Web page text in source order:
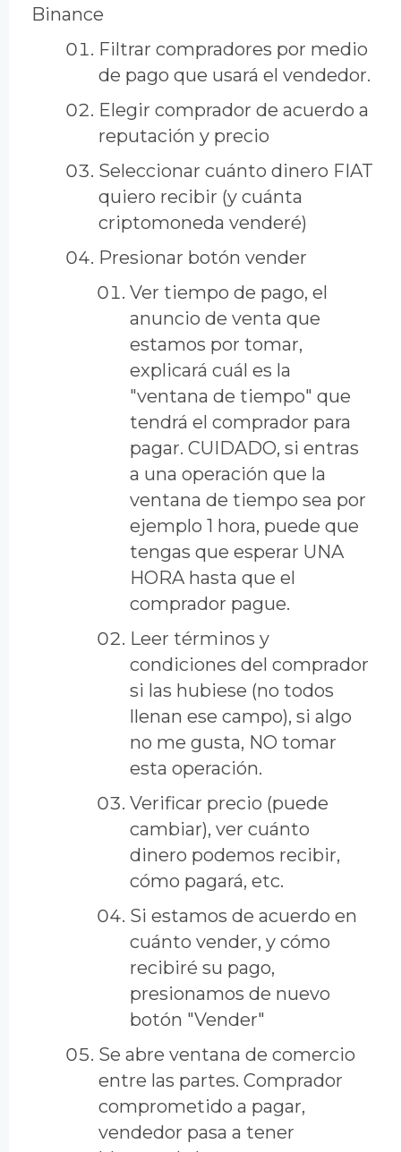
Binance
Filtrar compradores por medio
de pago que usará el vendedor.
Elegir comprador de acuerdo a
reputación y precio
Seleccionar cuánto dinero FIAT
quiero recibir (y cuánta
criptomoneda venderé)
Presionar botón vender
Ver tiempo de pago, el
anuncio de venta que
estamos por tomar,
explicará cuál es la
"ventana de tiempo" que
tendrá el comprador para
pagar. CUIDADO, si entras
a una operación que la
ventana de tiempo sea por
ejemplo 1 hora, puede que
tengas que esperar UNA
HORA hasta que el
comprador pague.
Leer términos y
condiciones del comprador
si las hubiese (no todos
llenan ese campo), si algo
no me gusta, NO tomar
esta operación.
Verificar precio (puede
cambiar), ver cuánto
dinero podemos recibir,
cómo pagará, etc.
Si estamos de acuerdo en
cuánto vender, y cómo
recibiré su pago,
presionamos de nuevo
botón "Vender"
Se abre ventana de comercio
entre las partes. Comprador
comprometido a pagar,
vendedor pasa a tener